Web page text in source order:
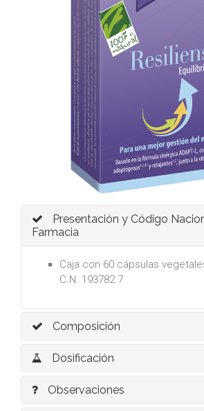
Presentación y Código
Farmacia
Caja con 60 cápsulas
C.N. 193782.7
Composición
Dosificación
Observaciones